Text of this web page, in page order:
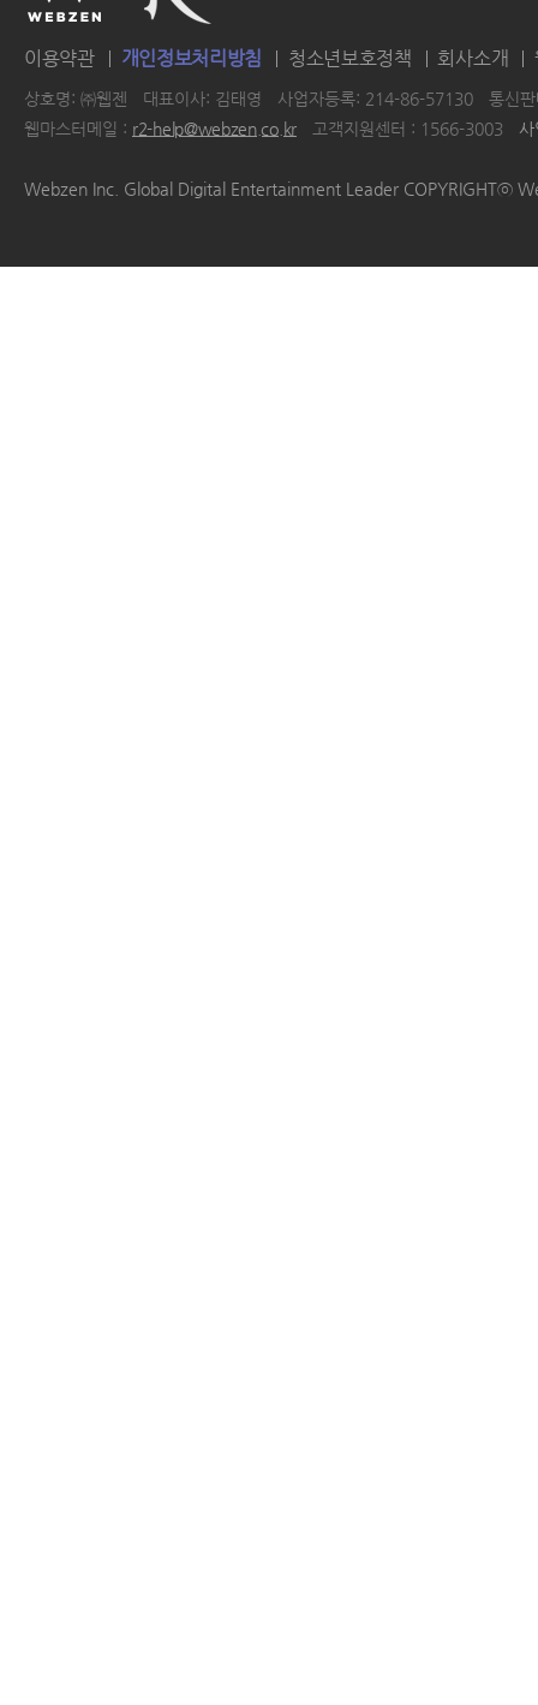
이용약관 개인정보처리방침 청소년보호정책 회사소개
상호명: ㈜웹젠 대표이사: 김태영 사업자등록: 214-86-57130
통신
웹마스터메일 : r2-help@webzen.co.kr 고객지원센터 : 1566-3003
Webzen Inc. Global Digital Entertainment Leader COPYRIGHTⓒ